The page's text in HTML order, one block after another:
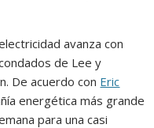
avanza con
de Lee y
De acuerdo con Eric
energética más grande
para una casi